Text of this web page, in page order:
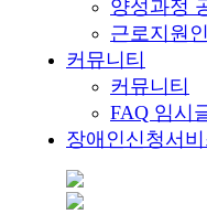
양성과정
근로지원
커뮤니티
커뮤니티
FAQ 임시
장애인신청서